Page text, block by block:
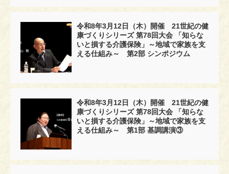
令和8年3月12日（木）開催 21世紀の健
康づくりシリーズ 第78回大会 「知らな
いと損する介護保険」～地域で家族を支
える仕組み～ 第2部 シンポジウム
令和8年3月12日（木）開催 21世紀の健
康づくりシリーズ 第78回大会 「知らな
いと損する介護保険」～地域で家族を支
える仕組み～ 第1部 基調講演③